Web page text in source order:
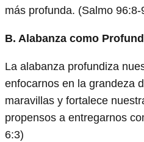
más profunda. (Salmo 96:8-
B. Alabanza como
La alabanza profundiza
enfocarnos en la grandeza
maravillas y fortalece
propensos a entregarnos
6:3)